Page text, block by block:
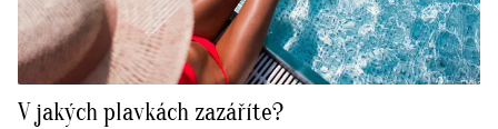
V jakých plavkách zazáříte?